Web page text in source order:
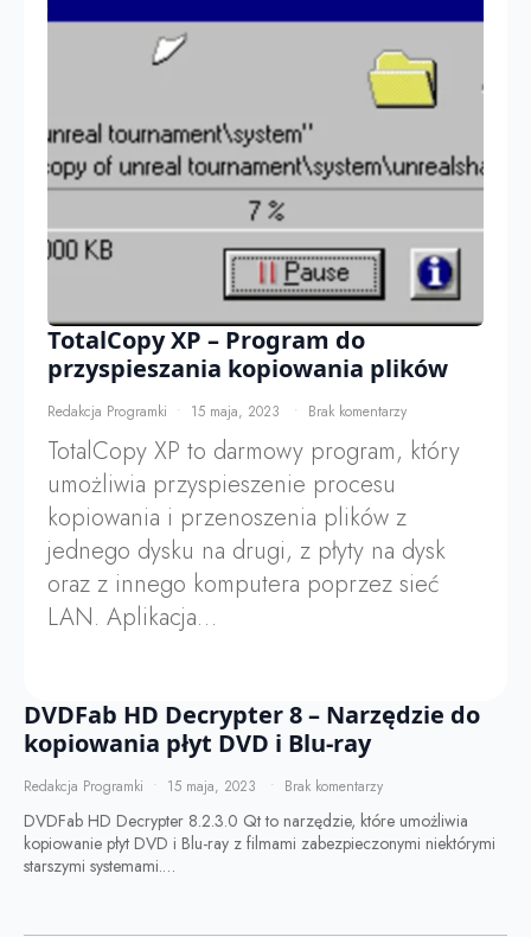
TotalCopy XP – Program do
przyspieszania kopiowania plików
Redakcja Programki 15 maja, 2023 Brak komentarzy
TotalCopy XP to darmowy program, który
umożliwia przyspieszenie procesu
kopiowania i przenoszenia plików z
jednego dysku na drugi, z płyty na dysk
oraz z innego komputera poprzez sieć
LAN. Aplikacja…
DVDFab HD Decrypter 8 – Narzędzie do
kopiowania płyt DVD i Blu-ray
Redakcja Programki 15 maja, 2023 Brak komentarzy
DVDFab HD Decrypter 8.2.3.0 Qt to narzędzie, które umożliwia
kopiowanie płyt DVD i Blu-ray z filmami zabezpieczonymi niektórymi
starszymi systemami.…